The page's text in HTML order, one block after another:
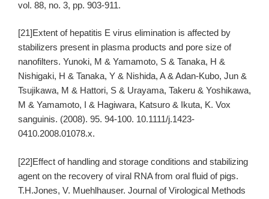
vol. 88, no. 3, pp. 903-911.
[21]Extent of hepatitis E virus elimination is affected by
stabilizers present in plasma products and pore size of
nanofilters. Yunoki, M & Yamamoto, S & Tanaka, H &
Nishigaki, H & Tanaka, Y & Nishida, A & Adan-Kubo, Jun &
Tsujikawa, M & Hattori, S & Urayama, Takeru & Yoshikawa,
M & Yamamoto, I & Hagiwara, Katsuro & Ikuta, K. Vox
sanguinis. (2008). 95. 94-100. 10.1111/j.1423-
0410.2008.01078.x.
[22]Effect of handling and storage conditions and stabilizing
agent on the recovery of viral RNA from oral fluid of pigs.
T.H.Jones, V. Muehlhauser. Journal of Virological Methods